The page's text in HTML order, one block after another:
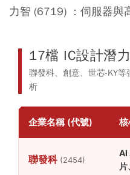
力智 (6719) ： 伺服器與
17檔 IC設計潛
聯發科、創意、世芯-KY
析
企業名稱 (代號)
聯發科 (2454)
AI